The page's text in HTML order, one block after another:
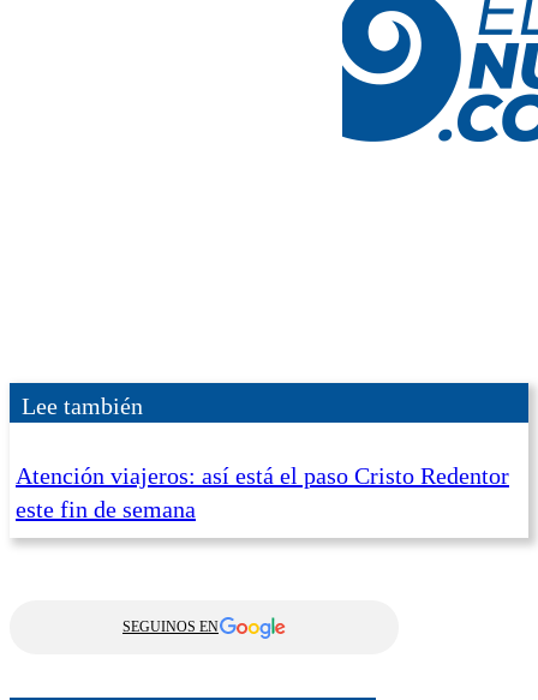
Lee también
Atención viajeros: así está el paso Cristo Redentor
este fin de semana
SEGUINOS EN